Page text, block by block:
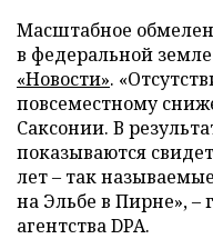
Масштабное
в федеральной
«Новости».
повсеместному
Саксонии. В
показываются
лет – так
на Эльбе в Пирне», –
агентства DPA.